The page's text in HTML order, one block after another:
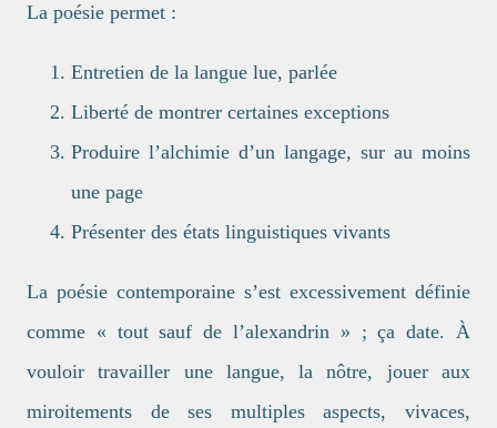
La poésie permet :
Entretien de la langue lue, parlée
Liberté de montrer certaines exceptions
Produire l’alchimie d’un langage, sur au moins
une page
Présenter des états linguistiques vivants
La poésie contemporaine s’est excessivement définie
comme « tout sauf de l’alexandrin » ; ça date. À
vouloir travailler une langue, la nôtre, jouer aux
miroitements de ses multiples aspects, vivaces,